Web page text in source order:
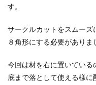
す。
サークルカットをスムー
８角形にする必要がありま
今回は材を右に置いてい
底まで落として使える様に